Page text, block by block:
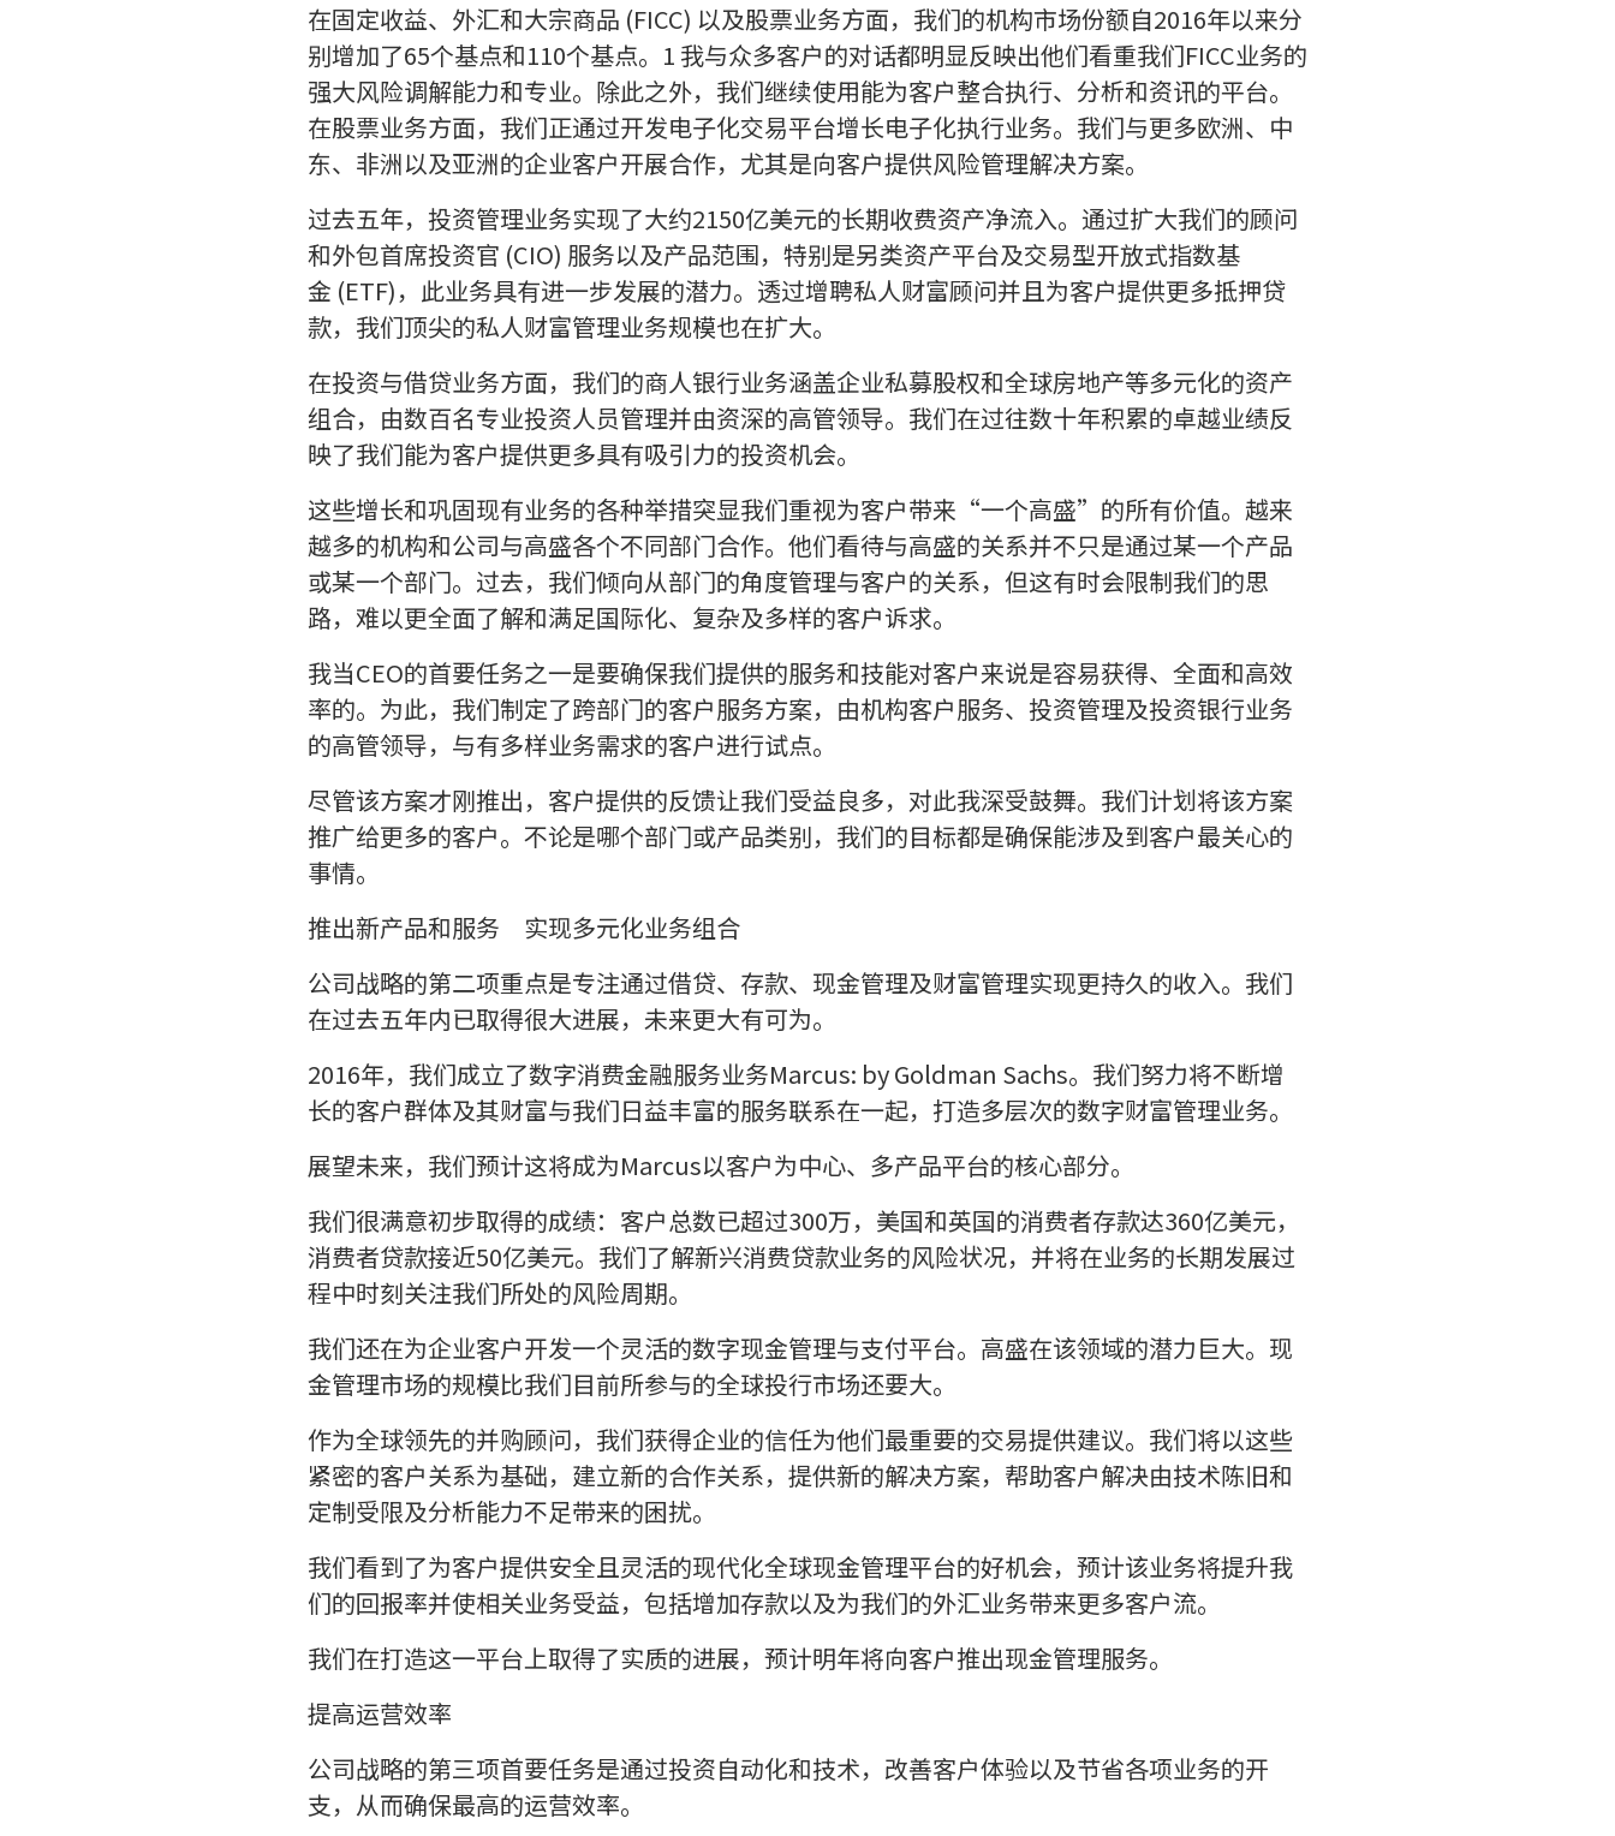
在固定收益、外汇和大宗商品 (FICC) 以及股票业务方面，我们的机构市场份额自2016年以来分
别增加了65个基点和110个基点。1 我与众多客户的对话都明显反映出他们看重我们FICC业务的
强大风险调解能力和专业。除此之外，我们继续使用能为客户整合执行、分析和资讯的平台。
在股票业务方面，我们正通过开发电子化交易平台增长电子化执行业务。我们与更多欧洲、中
东、非洲以及亚洲的企业客户开展合作，尤其是向客户提供风险管理解决方案。
过去五年，投资管理业务实现了大约2150亿美元的长期收费资产净流入。通过扩大我们的顾问
和外包首席投资官 (CIO) 服务以及产品范围，特别是另类资产平台及交易型开放式指数基
金 (ETF)，此业务具有进一步发展的潜力。透过增聘私人财富顾问并且为客户提供更多抵押贷
款，我们顶尖的私人财富管理业务规模也在扩大。
在投资与借贷业务方面，我们的商人银行业务涵盖企业私募股权和全球房地产等多元化的资产
组合，由数百名专业投资人员管理并由资深的高管领导。我们在过往数十年积累的卓越业绩反
映了我们能为客户提供更多具有吸引力的投资机会。
这些增长和巩固现有业务的各种举措突显我们重视为客户带来“一个高盛”的所有价值。越来
越多的机构和公司与高盛各个不同部门合作。他们看待与高盛的关系并不只是通过某一个产品
或某一个部门。过去，我们倾向从部门的角度管理与客户的关系，但这有时会限制我们的思
路，难以更全面了解和满足国际化、复杂及多样的客户诉求。
我当CEO的首要任务之一是要确保我们提供的服务和技能对客户来说是容易获得、全面和高效
率的。为此，我们制定了跨部门的客户服务方案，由机构客户服务、投资管理及投资银行业务
的高管领导，与有多样业务需求的客户进行试点。
尽管该方案才刚推出，客户提供的反馈让我们受益良多，对此我深受鼓舞。我们计划将该方案
推广给更多的客户。不论是哪个部门或产品类别，我们的目标都是确保能涉及到客户最关心的
事情。
推出新产品和服务 实现多元化业务组合
公司战略的第二项重点是专注通过借贷、存款、现金管理及财富管理实现更持久的收入。我们
在过去五年内已取得很大进展，未来更大有可为。
2016年，我们成立了数字消费金融服务业务Marcus: by Goldman Sachs。我们努力将不断增
长的客户群体及其财富与我们日益丰富的服务联系在一起，打造多层次的数字财富管理业务。
展望未来，我们预计这将成为Marcus以客户为中心、多产品平台的核心部分。
我们很满意初步取得的成绩：客户总数已超过300万，美国和英国的消费者存款达360亿美元，
消费者贷款接近50亿美元。我们了解新兴消费贷款业务的风险状况，并将在业务的长期发展过
程中时刻关注我们所处的风险周期。
我们还在为企业客户开发一个灵活的数字现金管理与支付平台。高盛在该领域的潜力巨大。现
金管理市场的规模比我们目前所参与的全球投行市场还要大。
作为全球领先的并购顾问，我们获得企业的信任为他们最重要的交易提供建议。我们将以这些
紧密的客户关系为基础，建立新的合作关系，提供新的解决方案，帮助客户解决由技术陈旧和
定制受限及分析能力不足带来的困扰。
我们看到了为客户提供安全且灵活的现代化全球现金管理平台的好机会，预计该业务将提升我
们的回报率并使相关业务受益，包括增加存款以及为我们的外汇业务带来更多客户流。
我们在打造这一平台上取得了实质的进展，预计明年将向客户推出现金管理服务。
提高运营效率
公司战略的第三项首要任务是通过投资自动化和技术，改善客户体验以及节省各项业务的开
支，从而确保最高的运营效率。